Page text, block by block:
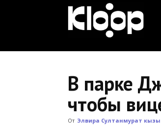
В парке
чтобы
От Элвира Султанмурат кызы